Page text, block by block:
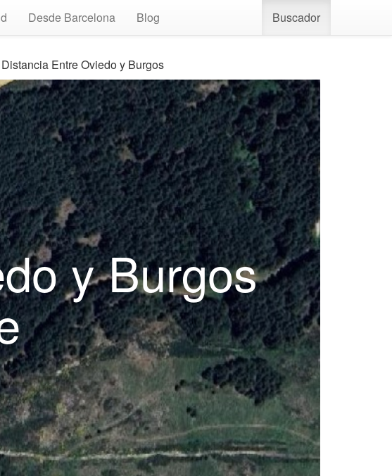
Desde Barcelona Blog Buscador
Entre Oviedo y Burgos
y Burgos